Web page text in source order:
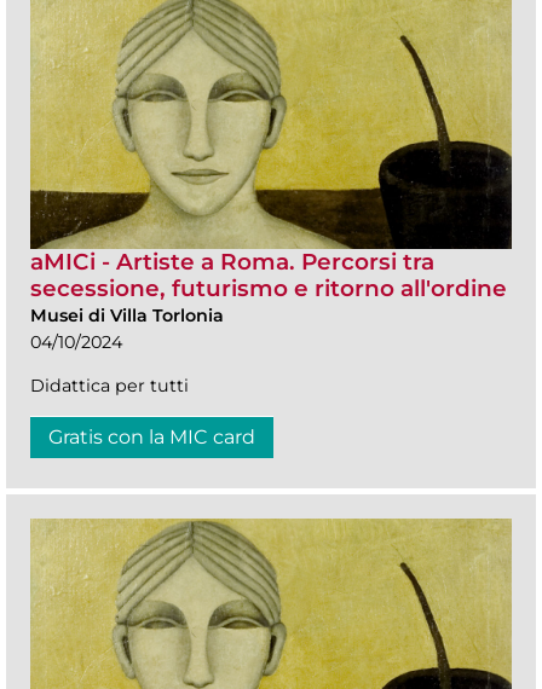
aMICi - Artiste a Roma. Percorsi tra
secessione, futurismo e ritorno all'ordine
Musei di Villa Torlonia
04/10/2024
Didattica per tutti
Gratis con la MIC card